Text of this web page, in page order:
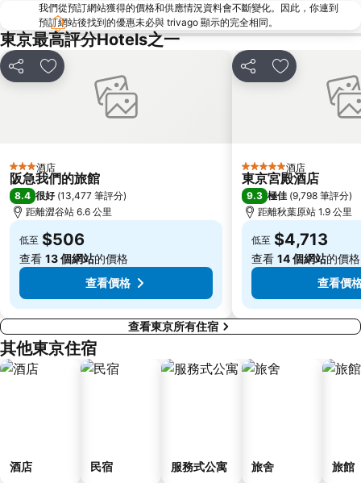
Kawasaki Station
東京迪士尼海洋
太陽城
Tachikawa Station
Gotanda Station
Ginza Metro Station
水道橋站
Shinjuku-gyoemmae Metro Station
Shinagawa
Hamamatsucho station
Ofuna Station
Nishi-Kasai Metro Station
Fujisawa Station
Shimbashi Metro Station
Chiba Station
Toyosu Station
我們從預訂網站獲得的價格和供應情況資料會不斷變化。因此，你連到
預訂網站後找到的優惠未必與 trivago 顯示的完全相同。
東京最高評分Hotels之一
分享 放到收藏夾
3 星級酒店
阪急我們的旅館
8.4 很好 (13,477 筆評分)
距離澀谷站 6.6 公里
低至 $506
查看 13 個網站的價格
查看價格
分享 放到收藏夾
5 星級 酒店
東京宮殿酒店
9.3 極佳 (9,798 筆評分)
距離秋葉原站 1.9 公里
低至 $4,713
查看 14 個網站的價格
查看價
查看東京所有住宿
其他東京住宿
酒店 民宿 服務式公寓 旅舍 旅館